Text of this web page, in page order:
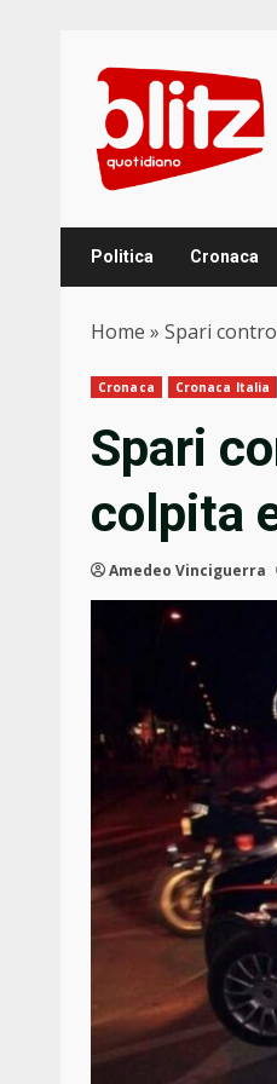
content
Politica Cronaca
Home » Spari
Cronaca Cronaca Italia
Spari
colpita
Amedeo Vinciguerra